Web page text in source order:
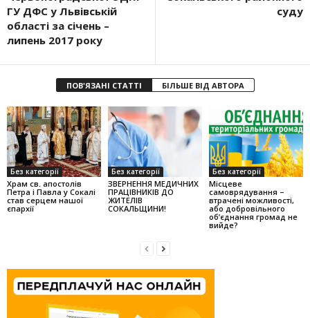
ГУ ДФС у Львівській
області за січень –
липень 2017 року
суду
ПОВ'ЯЗАНІ СТАТТІ БІЛЬШЕ ВІД АВТОРА
Без категорії
Храм св. апостолів
Петра і Павла у Сокалі
став серцем нашої
єпархії
Без категорії
ЗВЕРНЕННЯ МЕДИЧНИХ
ПРАЦІВНИКІВ ДО
ЖИТЕЛІВ
СОКАЛЬЩИНИ!
Без категорії
Місцеве
самоврядування –
втрачені можливості,
або добровільного
об’єднання громад не
вийде?